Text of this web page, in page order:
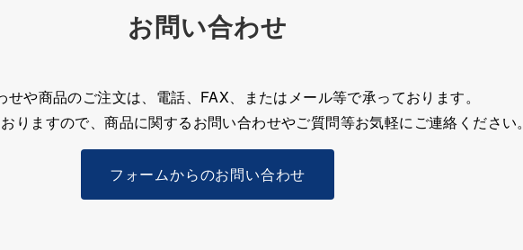
お問い合わせ
せや商品のご注文は、電話、FAX、またはメール等で承っております。
りますので、商品に関するお問い合わせやご質問等お気軽にご連絡ください。
フォームからのお問い合わせ